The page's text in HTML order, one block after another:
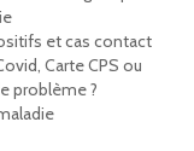
et cas contact
Carte CPS ou
problème ?